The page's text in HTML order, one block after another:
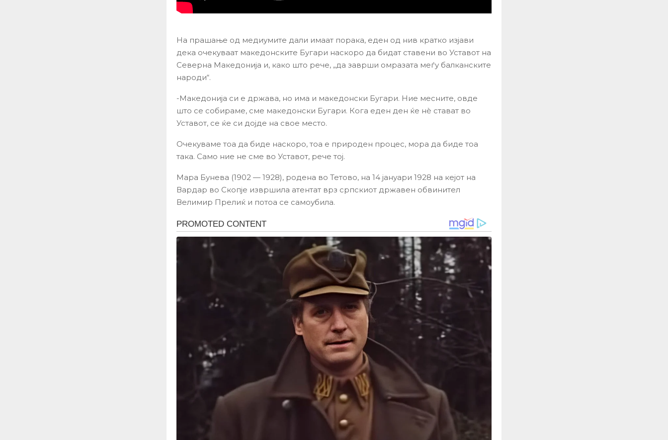
На прашање од медиумите дали имаат порака, еден од нив кратко изјави
дека очекуваат македонските Бугари наскоро да бидат ставени во Уставот на
Северна Македонија и, како што рече, „да заврши омразата меѓу балканските
народи“.
-Македонија си е држава, но има и македонски Бугари. Ние месните, овде
што се собираме, сме македонски Бугари. Кога еден ден ќе нѐ стават во
Уставот, се ќе си дојде на свое место.
Очекуваме тоа да биде наскоро, тоа е природен процес, мора да биде тоа
така. Само ние не сме во Уставот, рече тој.
Мара Бунева (1902 — 1928), родена во Тетово, на 14 јануари 1928 на кејот на
Вардар во Скопје извршила атентат врз српскиот државен обвинител
Велимир Прелиќ и потоа се самоубила.